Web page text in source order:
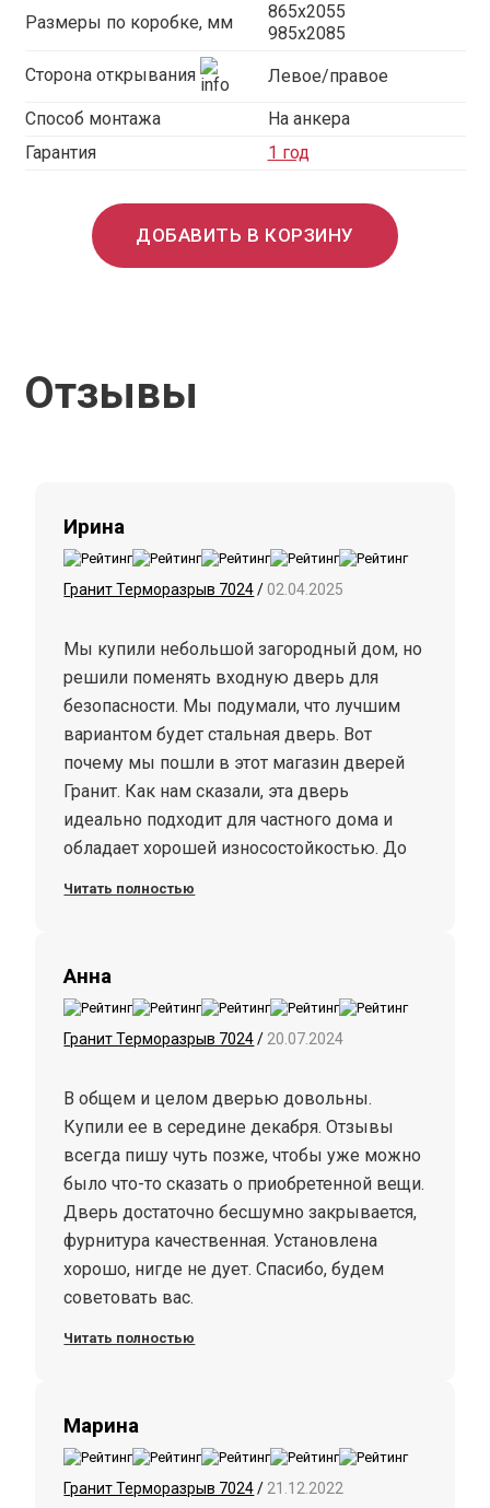
Размеры по коробке, мм
865x2055
985x2085
Сторона открывания Левое/правое
Способ монтажа
На анкера
Гарантия
1 год
ДОБАВИТЬ В КОРЗИНУ
Отзывы
Ирина
Гранит Терморазрыв 7024/02.04.2025
Мы купили небольшой загородный дом, но
решили поменять входную дверь для
безопасности. Мы подумали, что лучшим
вариантом будет стальная дверь. Вот
почему мы пошли в этот магазин дверей
Гранит. Как нам сказали, эта дверь
идеально подходит для частного дома и
обладает хорошей износостойкостью. До
Читать полностью
Анна
Гранит Терморазрыв 7024/ 20.07.2024
В общем и целом дверью довольны.
Купили ее в середине декабря. Отзывы
всегда пишу чуть позже, чтобы уже можно
было что-то сказать о приобретенной вещи.
Дверь достаточно бесшумно закрывается,
фурнитура качественная. Установлена
хорошо, нигде не дует. Спасибо, будем
советовать вас.
Читать полностью
Марина
Гранит Терморазрыв 7024/ 21.12.2022